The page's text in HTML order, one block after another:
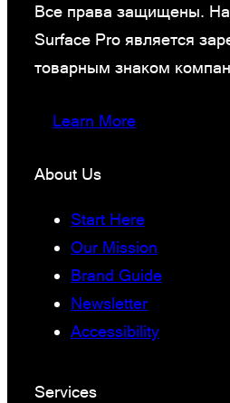
Все права защищены.
Surface Pro является
товарным знаком
Learn More
About Us
Start Here
Our Mission
Brand Guide
Newsletter
Accessibility
Services